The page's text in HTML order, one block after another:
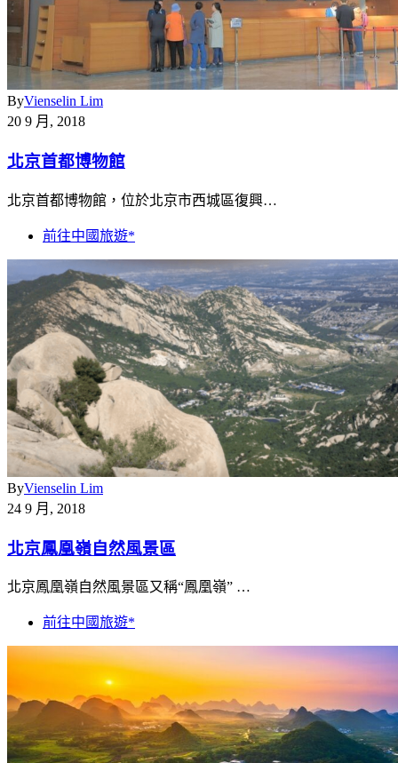
ByVienselin Lim
20 9 月, 2018
北京首都博物館
北京首都博物館，位於北京市西城區復興…
前往中國旅遊*
ByVienselin Lim
24 9 月, 2018
北京鳳凰嶺自然風景區
北京鳳凰嶺自然風景區又稱“鳳凰嶺” …
前往中國旅遊*